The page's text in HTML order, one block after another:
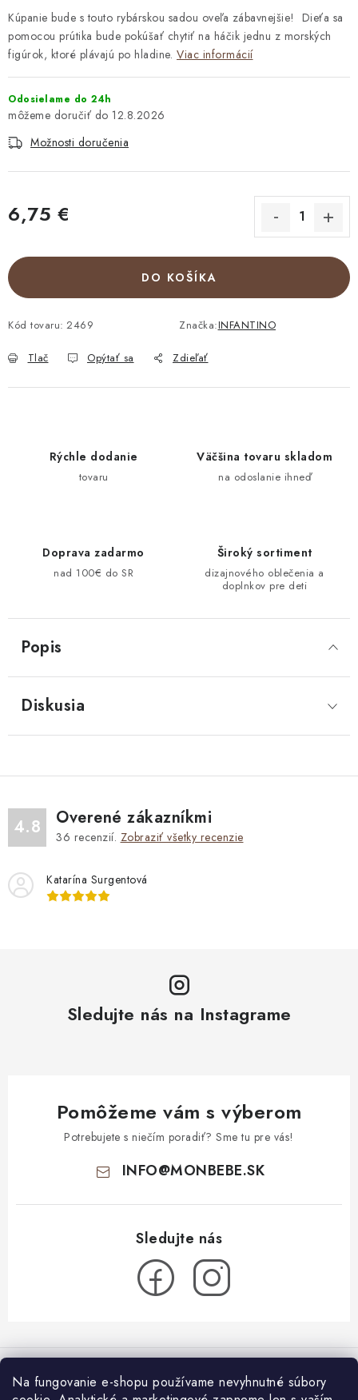
Na fungovanie e-shopu používame nevyhnutné súbory
Kúpanie bude s touto rybárskou sadou oveľa zábavnejšie! Dieťa sa
pomocou prútika bude pokúšať chytiť na háčik jednu z morských
figúrok, ktoré plávajú po hladine. Viac informácií
Odosielame do 24h
12.8.2026
Možnosti doručenia
6,75 €
DO KOŠÍKA
Kód tovaru: 2469 Značka:INFANTINO
Tlač Opýtať sa Zdieľať
Rýchle dodanie
tovaru
Väčšina tovaru skladom
na odoslanie ihneď
Doprava zadarmo
nad 100€ do SR
Široký sortiment
dizajnového oblečenia a
doplnkov pre deti
Popis
Diskusia
4.8 Overené zákazníkmi
36 recenzií. Zobraziť všetky recenzie
Katarína Surgentová
Sledujte nás na Instagrame
Pomôžeme vám s výberom
Potrebujete s niečím poradiť? Sme tu pre vás!
INFO@MONBEBE.SK
á